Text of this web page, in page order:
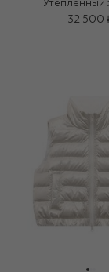
Утепленный
32 500